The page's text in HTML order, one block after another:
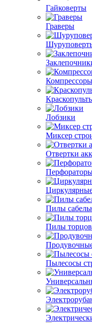
Гайковерты
Граверы
Компрессоры
Лобзики
Миксер
Отвертки
Пилы
Пилы
Пылесосы